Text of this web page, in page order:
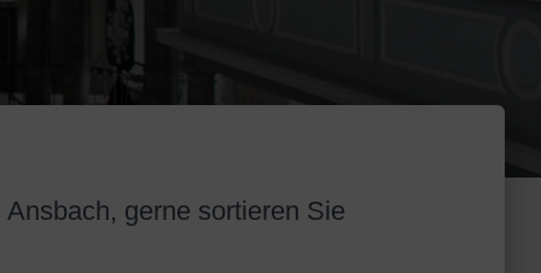
gerne sortieren Sie